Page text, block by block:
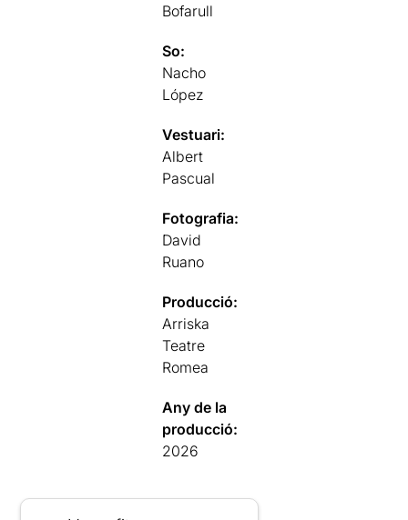
Bofarull
So:
Nacho
López
Vestuari:
Albert
Pascual
Fotografia:
David
Ruano
Producció:
Arriska
Teatre
Romea
Any de la
producció:
2026